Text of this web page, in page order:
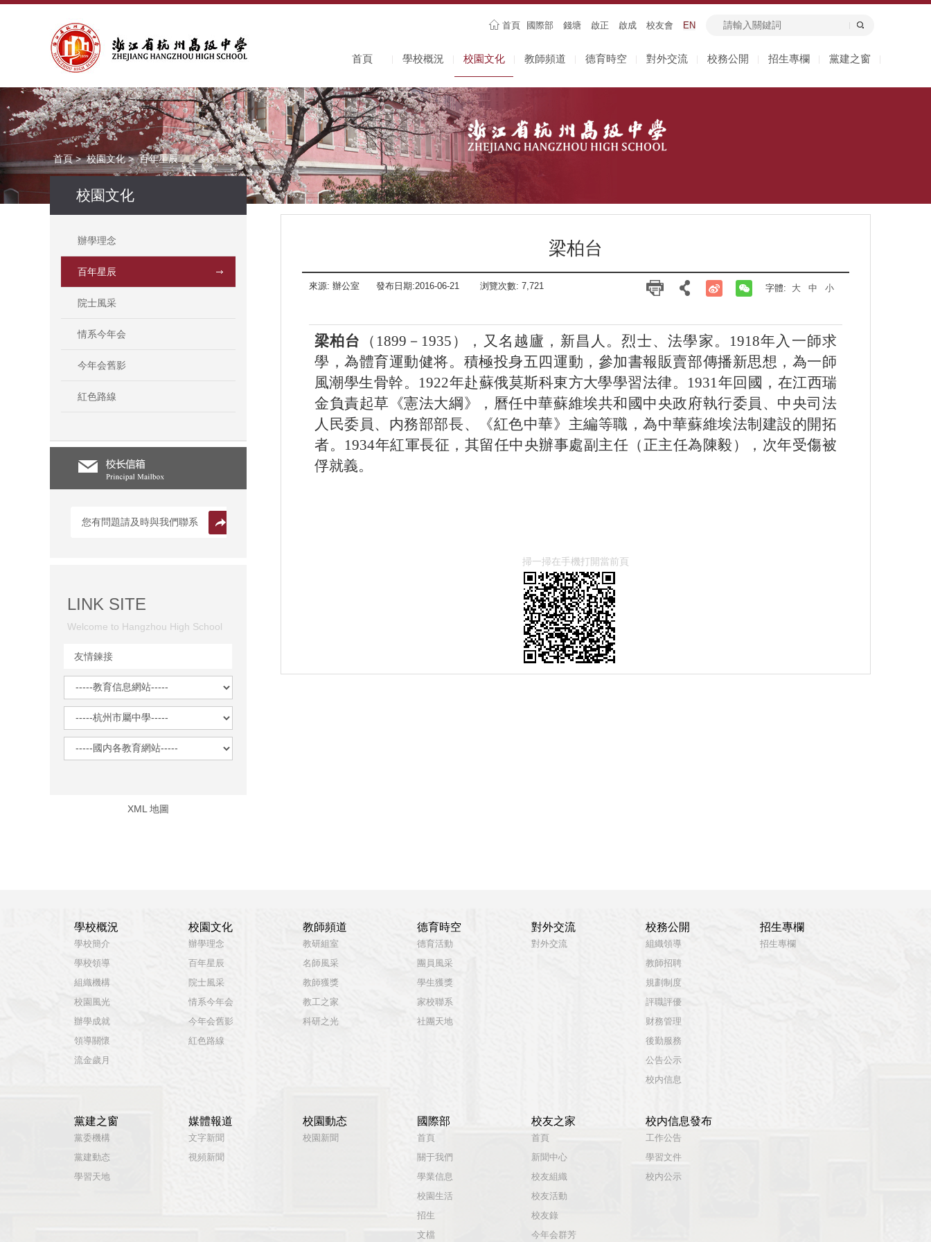
首頁 國際部 錢塘 啟正 啟成 校友會 EN
首頁 學校概況 校園文化 教師頻道 德育時空 對外交流 校務公開 招生專欄 黨建之窗
首頁>校園文化>百年星辰
校園文化
辦學理念
百年星辰
院士風采
情系今年会
今年会舊影
紅色路線
您有問題請及時與我們聯系
梁柏台
來源: 辦公室 發布日期:2016-06-21 浏覽次數: 7,721 字體: 大 中 小
梁柏台
（1899－1935），又名越廬，新昌人。烈士、法學家。1918年入一師求
學，為體育運動健将。積極投身五四運動，參加書報販賣部傳播新思想，為一師
風潮學生骨幹。1922年赴蘇俄莫斯科東方大學學習法律。1931年回國，在江西瑞
金負責起草《憲法大綱》，曆任中華蘇維埃共和國中央政府執行委員、中央司法
人民委員、内務部部長、《紅色中華》主編等職，為中華蘇維埃法制建設的開拓
者。1934年紅軍長征，其留任中央辦事處副主任（正主任為陳毅），次年受傷被
俘就義。
掃一掃在手機打開當前頁
學校概況
學校簡介
學校領導
組織機構
校園風光
辦學成就
領導關懷
流金歲月
校園文化
辦學理念
百年星辰
院士風采
情系今年会
今年会舊影
紅色路線
教師頻道
教研組室
名師風采
教師獲獎
教工之家
科研之光
德育時空
德育活動
團員風采
學生獲獎
家校聯系
社團天地
對外交流
對外交流
校務公開
組織領導
教師招聘
規劃制度
評職評優
财務管理
後勤服務
公告公示
校内信息
招生專欄
招生專欄
黨建之窗
黨委機構
黨建動态
學習天地
媒體報道
文字新聞
視頻新聞
校園動态
校園新聞
國際部
首頁
關于我們
學業信息
校園生活
招生
文檔
校友之家
首頁
新聞中心
校友組織
校友活動
校友錄
今年会群芳
校内信息發布
工作公告
學習文件
校内公示